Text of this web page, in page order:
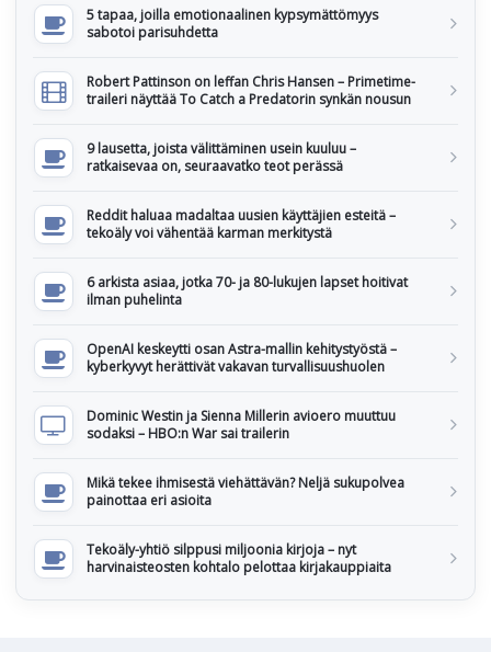
5 tapaa, joilla emotionaalinen kypsymättömyys
sabotoi parisuhdetta
Robert Pattinson on leffan Chris Hansen – Primetime-
traileri näyttää To Catch a Predatorin synkän nousun
9 lausetta, joista välittäminen usein kuuluu –
ratkaisevaa on, seuraavatko teot perässä
Reddit haluaa madaltaa uusien käyttäjien esteitä –
tekoäly voi vähentää karman merkitystä
6 arkista asiaa, jotka 70- ja 80-lukujen lapset hoitivat
ilman puhelinta
OpenAI keskeytti osan Astra-mallin kehitystyöstä –
kyberkyvyt herättivät vakavan turvallisuushuolen
Dominic Westin ja Sienna Millerin avioero muuttuu
sodaksi – HBO:n War sai trailerin
Mikä tekee ihmisestä viehättävän? Neljä sukupolvea
painottaa eri asioita
Tekoäly-yhtiö silppusi miljoonia kirjoja – nyt
harvinaisteosten kohtalo pelottaa kirjakauppiaita